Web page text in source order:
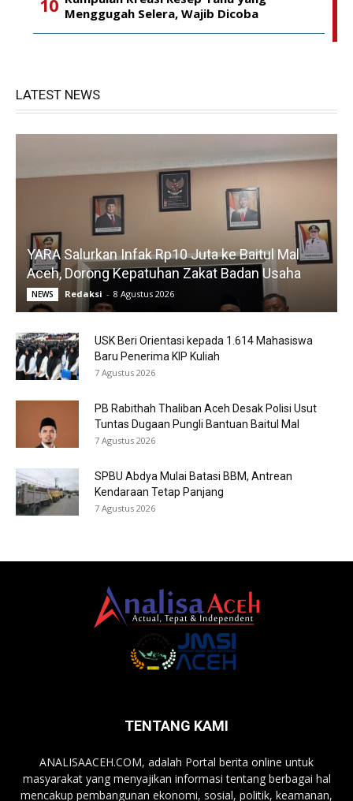
Menggugah Selera, Wajib Dicoba
LATEST NEWS
YARA Salurkan Infak Rp10 Juta ke Baitul Mal
Aceh, Dorong Kepatuhan Zakat Badan Usaha
NEWS Redaksi - 8 Agustus 2026
USK Beri Orientasi kepada 1.614 Mahasiswa
Baru Penerima KIP Kuliah
7 Agustus 2026
PB Rabithah Thaliban Aceh Desak Polisi Usut
Tuntas Dugaan Pungli Bantuan Baitul Mal
7 Agustus 2026
SPBU Abdya Mulai Batasi BBM, Antrean
Kendaraan Tetap Panjang
7 Agustus 2026
TENTANG KAMI
ANALISAACEH.COM, adalah Portal berita online untuk
masyarakat yang menyajikan informasi tentang berbagai hal
mencakup pembangunan ekonomi, sosial, politik, keamanan,